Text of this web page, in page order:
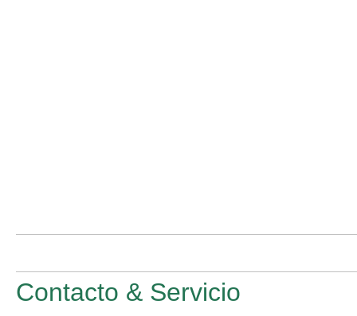
Contacto & Servicio